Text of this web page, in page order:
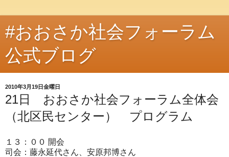
#おおさか社会フォーラム
公式ブログ
2010年3月19日金曜日
21日 おおさか社会フォーラム全体会
（北区民センター） プログラム
１３：００ 開会
司会：藤永延代さん、安原邦博さん